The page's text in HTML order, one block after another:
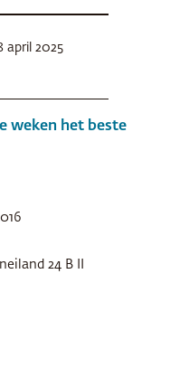
april 2025
weken het beste
24 B II